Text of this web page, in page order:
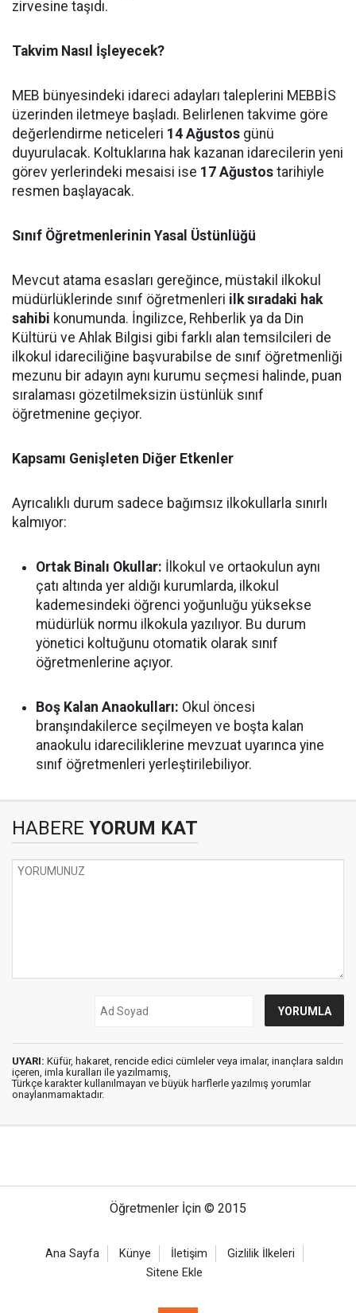
zirvesine taşıdı.
Takvim Nasıl İşleyecek?
MEB bünyesindeki idareci adayları taleplerini MEBBİS
üzerinden iletmeye başladı. Belirlenen takvime göre
değerlendirme neticeleri 14 Ağustos günü
duyurulacak. Koltuklarına hak kazanan idarecilerin yeni
görev yerlerindeki mesaisi ise 17 Ağustos tarihiyle
resmen başlayacak.
Sınıf Öğretmenlerinin Yasal Üstünlüğü
Mevcut atama esasları gereğince, müstakil ilkokul
müdürlüklerinde sınıf öğretmenleri ilk sıradaki hak
sahibi konumunda. İngilizce, Rehberlik ya da Din
Kültürü ve Ahlak Bilgisi gibi farklı alan temsilcileri de
ilkokul idareciliğine başvurabilse de sınıf öğretmenliği
mezunu bir adayın aynı kurumu seçmesi halinde, puan
sıralaması gözetilmeksizin üstünlük sınıf
öğretmenine geçiyor.
Kapsamı Genişleten Diğer Etkenler
Ayrıcalıklı durum sadece bağımsız ilkokullarla sınırlı
kalmıyor:
Ortak Binalı Okullar: İlkokul ve ortaokulun aynı
çatı altında yer aldığı kurumlarda, ilkokul
kademesindeki öğrenci yoğunluğu yüksekse
müdürlük normu ilkokula yazılıyor. Bu durum
yönetici koltuğunu otomatik olarak sınıf
öğretmenlerine açıyor.
Boş Kalan Anaokulları: Okul öncesi
branşındakilerce seçilmeyen ve boşta kalan
anaokulu idareciliklerine mevzuat uyarınca yine
sınıf öğretmenleri yerleştirilebiliyor.
HABERE YORUM KAT
UYARI: Küfür, hakaret, rencide edici cümleler veya imalar, inançlara saldırı
içeren, imla kuralları ile yazılmamış,
Türkçe karakter kullanılmayan ve büyük harflerle yazılmış yorumlar
onaylanmamaktadır.
Öğretmenler İçin © 2015
Ana Sayfa Künye İletişim
Gizlilik İlkeleri
Sitene Ekle